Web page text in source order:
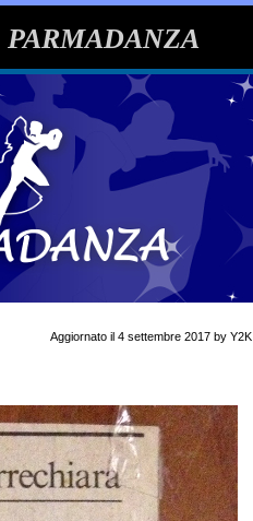
PARMADANZA
Aggiornato il 4 settembre 2017 by Y2K